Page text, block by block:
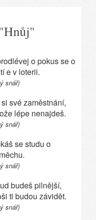
o pokus se o
e v loterii.
snář)
své zaměstnání,
lépe nenajdeš.
snář)
se studu o
snář)
budeš pilnější,
ti budou závidět.
snář)